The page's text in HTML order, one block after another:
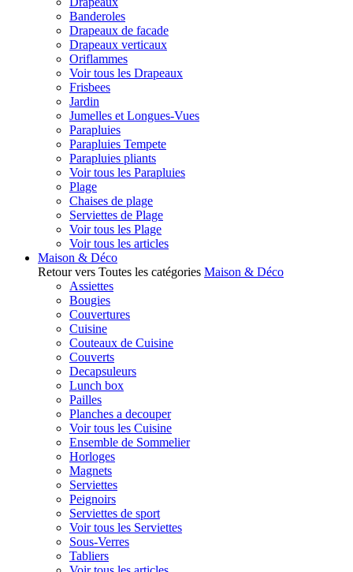
Banderoles
Drapeaux de facade
Drapeaux verticaux
Oriflammes
Voir tous les Drapeaux
Frisbees
Jardin
Jumelles et Longues-Vues
Parapluies
Parapluies Tempete
Parapluies pliants
Voir tous les Parapluies
Plage
Chaises de plage
Serviettes de Plage
Voir tous les Plage
Voir tous les articles
Maison & Déco
Retour vers Toutes les catégories Maison & Déco
Assiettes
Bougies
Couvertures
Cuisine
Couteaux de Cuisine
Couverts
Decapsuleurs
Lunch box
Pailles
Planches a decouper
Voir tous les Cuisine
Ensemble de Sommelier
Horloges
Magnets
Serviettes
Peignoirs
Serviettes de sport
Voir tous les Serviettes
Sous-Verres
Tabliers